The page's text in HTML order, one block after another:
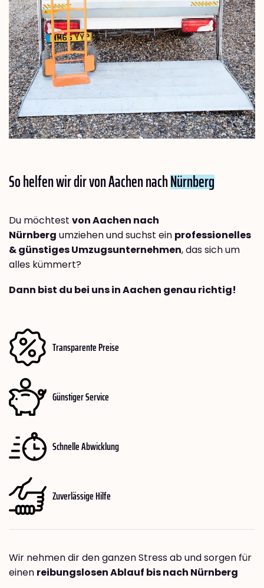
So helfen wir dir von Aachen nachNürnberg
Du möchtest von Aachen nach
Nürnberg umziehen und suchst ein professionelles
& günstiges Umzugsunternehmen, das sich um
alles kümmert?
Dann bist du bei uns in Aachen genau richtig!
Transparente Preise
Günstiger Service
Schnelle Abwicklung
Zuverlässige Hilfe
Wir nehmen dir den ganzen Stress ab und sorgen für
einen reibungslosen Ablauf bis nach Nürnberg